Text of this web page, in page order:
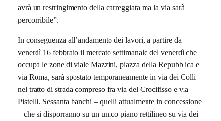
avrà un restringimento della carreggiata ma la via sarà
percorribile”.
In conseguenza all’andamento dei lavori, a partire da
venerdì 16 febbraio il mercato settimanale del venerdì che
occupa le zone di viale Mazzini, piazza della Repubblica e
via Roma, sarà spostato temporaneamente in via dei Colli –
nel tratto di strada compreso fra via del Crocifisso e via
Pistelli. Sessanta banchi – quelli attualmente in concessione
– che si disporranno su un unico piano rettilineo su via dei